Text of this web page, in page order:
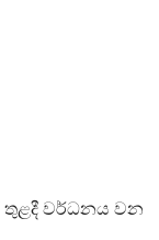
තුළදී වර්ධනය වන